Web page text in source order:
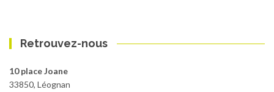
Retrouvez-nous
10 place Joane
33850, Léognan